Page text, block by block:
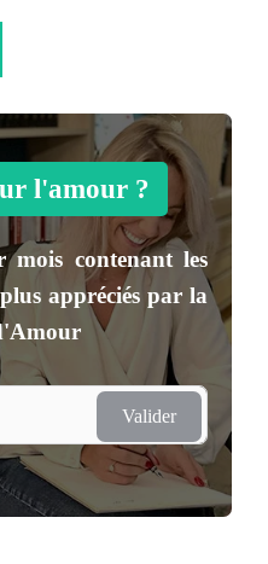
l'amour ?
mois contenant les
appréciés par la
Valider